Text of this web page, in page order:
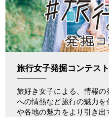
旅行女子発掘コンテス
旅好き女子による、情報
への情熱など旅行の魅力
や各地の魅力をより引き